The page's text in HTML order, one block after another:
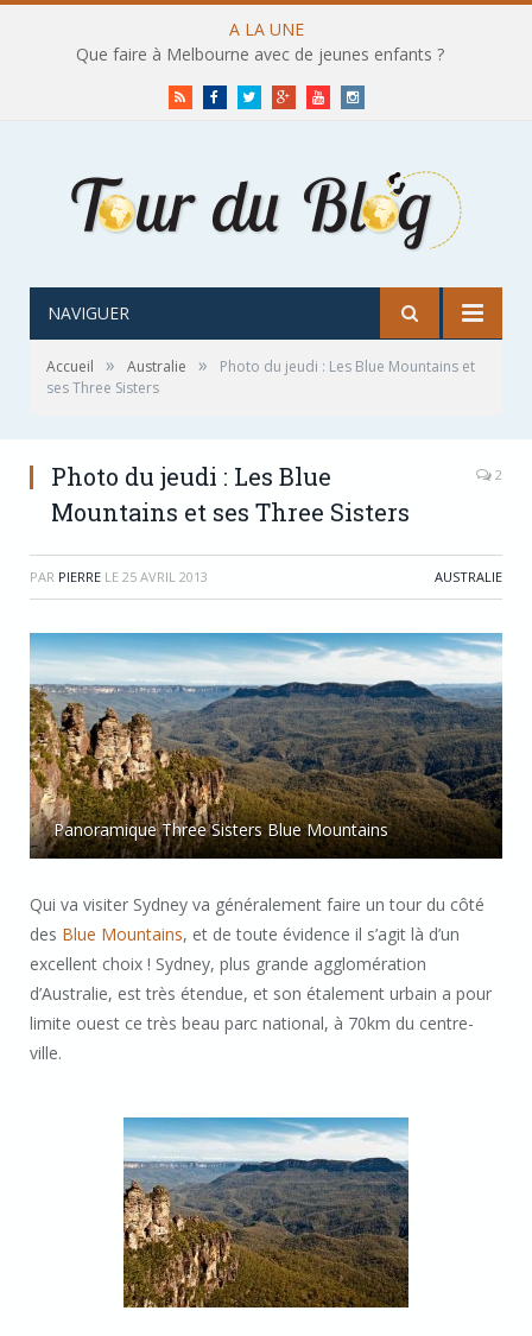
A LA UNE
Que faire à Melbourne avec de jeunes enfants ?
RSS FacebookTwitterGoogle+YoutubeInstagram
NAVIGUER
Accueil » Australie »
Photo du jeudi : Les Blue Mountains et
ses Three Sisters
Photo du jeudi : Les Blue
Mountains et ses Three Sisters
2
PAR PIERRE LE 25 AVRIL 2013 AUSTRALIE
Panoramique Three Sisters Blue Mountains
Qui va visiter Sydney va généralement faire un tour du côté
des Blue Mountains, et de toute évidence il s’agit là d’un
excellent choix ! Sydney, plus grande agglomération
d’Australie, est très étendue, et son étalement urbain a pour
limite ouest ce très beau parc national, à 70km du centre-
ville.